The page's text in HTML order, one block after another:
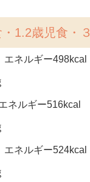
1.2歳児食・
エネルギー
エネルギー
エネルギー